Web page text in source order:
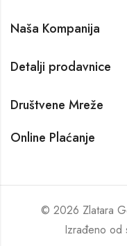
Naša Kompanija
Detalji prodavnice
Društvene Mreže
Online Plaćanje
© 2026 Zlatara
Izrađeno od